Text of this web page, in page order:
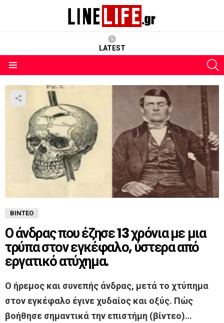
LATEST
ΒΊΝΤΕΟ
Ο άνδρας που έζησε 13 χρόνια με μια
τρύπα στον εγκέφαλο, ύστερα από
εργατικό ατύχημα.
Ο ήρεμος και συνεπής άνδρας, μετά το χτύπημα
στον εγκέφαλο έγινε χυδαίος και οξύς. Πώς
βοήθησε σημαντικά την επιστήμη (βίντεο)…